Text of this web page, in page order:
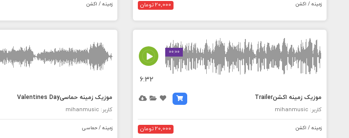
زمینه / اکشن 20,000 تومان زمینه / اکشن
00:00
MEDIA_ELEMENT_ERROR: Empty src attribute
6:32
موزیک زمینه اکشنTrailer
کاربر: mihanmusic
زمینه / اکشن 20,000 تومان
Empty src attribute
موزیک زمینه حماسیValentines Day
کاربر: mihanmusic
زمینه / حماسی